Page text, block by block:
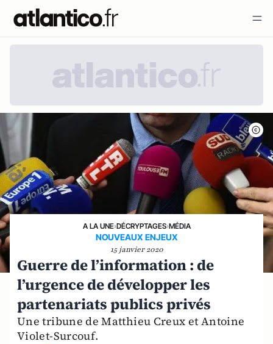
A LA UNE›DÉCRYPTAGES›MÉDIA
NOUVEAUX ENJEUX
15 janvier 2020
Guerre de l’information : de
l’urgence de développer les
partenariats publics privés
Une tribune de Matthieu Creux et Antoine
Violet-Surcouf.